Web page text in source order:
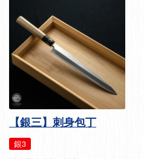
【銀三】刺身包丁
銀3